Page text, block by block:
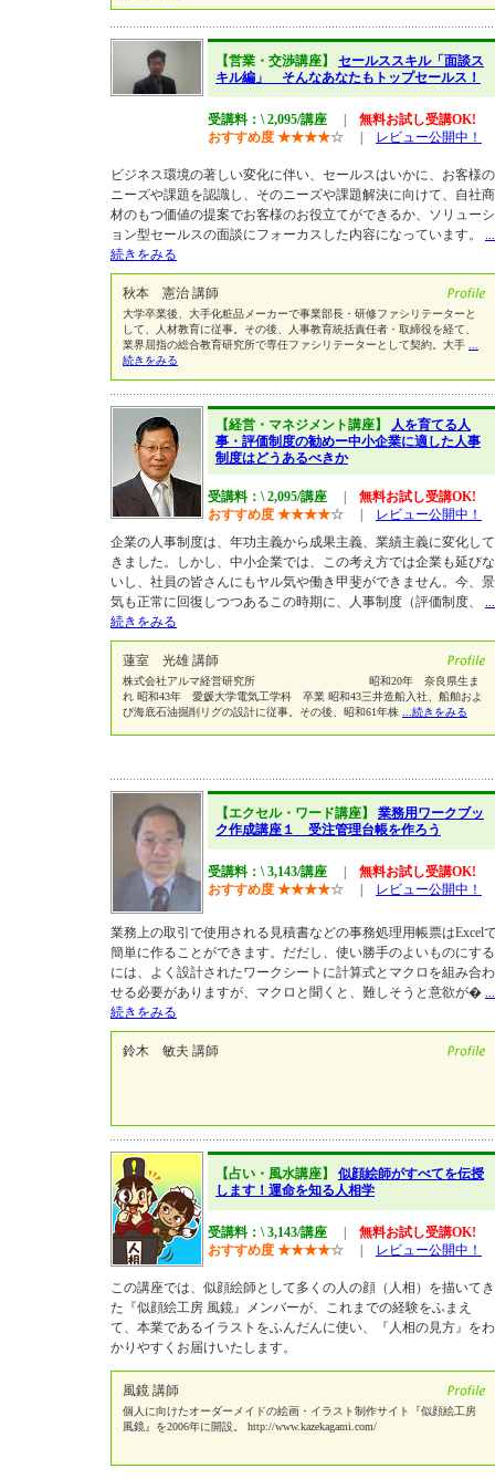
【営業・交渉講座】 セールススキル「面談ス
キル編」 そんなあなたもトップセールス！
受講料：\ 2,095/講座
無料お試し受講OK!
おすすめ度 ★★★★☆ レビュー公開中！
ビジネス環境の著しい変化に伴い、セールスはいかに、お客様の
ニーズや課題を認識し、そのニーズや課題解決に向けて、自社商
材のもつ価値の提案でお客様のお役立てができるか、ソリューシ
ョン型セールスの面談にフォーカスした内容になっています。 ...
続きをみる
秋本 憲治 講師
大学卒業後、大手化粧品メーカーで事業部長・研修ファシリテーターと
して、人材教育に従事。その後、人事教育統括責任者・取締役を経て、
業界屈指の総合教育研究所で専任ファシリテーターとして契約。大手
続きをみる
【経営・マネジメント講座】 人を育てる人
事・評価制度の勧めー中小企業に適した人事
制度はどうあるべきか
受講料：\ 2,095/講座
無料お試し受講OK!
おすすめ度 ★★★★☆
レビュー公開中！
企業の人事制度は、年功主義から成果主義、業績主義に変化して
きました。しかし、中小企業では、この考え方では企業も延びな
いし、社員の皆さんにもヤル気や働き甲斐ができません。今、景
気も正常に回復しつつあるこの時期に、人事制度（評価制度、 ...
続きをみる
蓮室 光雄 講師
株式会社アルマ経営研究所 昭和20年 奈良県生ま
れ 昭和43年 愛媛大学電気工学科 卒業 昭和43三井造船入社、船舶およ
び海底石油掘削リグの設計に従事。その後、昭和61年株
...続きをみる
【エクセル・ワード講座】 業務用ワークブッ
ク作成講座１ 受注管理台帳を作ろう
受講料：\ 3,143/講座
無料お試し受講OK!
おすすめ度 ★★★★☆ レビュー公開中！
業務上の取引で使用される見積書などの事務処理用帳票はExcel
簡単に作ることができます。だだし、使い勝手のよいものにする
には、よく設計されたワークシートに計算式とマクロを組み合わ
せる必要がありますが、マクロと聞くと、難しそうと意欲が� ...
続きをみる
鈴木 敏夫 講師
【占い・風水講座】 似顔絵師がすべてを伝授
します！運命を知る人相学
受講料：\ 3,143/講座
無料お試し受講OK!
おすすめ度 ★★★★☆ レビュー公開中！
この講座では、似顔絵師として多くの人の顔（人相）を描いてき
た『似顔絵工房 風鏡』メンバーが、これまでの経験をふまえ
て、本業であるイラストをふんだんに使い、『人相の見方』をわ
かりやすくお届けいたします。
風鏡 講師
個人に向けたオーダーメイドの絵画・イラスト制作サイト『似顔絵工房
風鏡』を2006年に開設。 http://www.kazekagami.com/